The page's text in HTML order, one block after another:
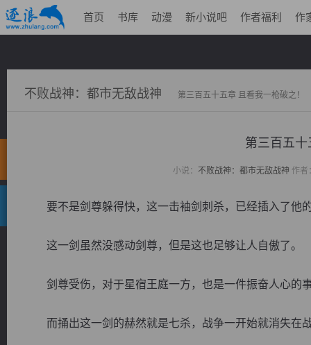
首页 书库 动漫 新小说吧 作者福利 作
不败战神：都市无敌战神 第三百五十五章 且看我一枪破之！
第三百五
小说： 不败战神：都市无敌战神 作者
要不是剑尊躲得快，这一击袖剑刺杀，已经插入了他
这一剑虽然没感动剑尊，但是这也足够让人自傲了。
剑尊受伤，对于星宿王庭一方，也是一件振奋人心的
而捅出这一剑的赫然就是七杀，战争一开始就消失在